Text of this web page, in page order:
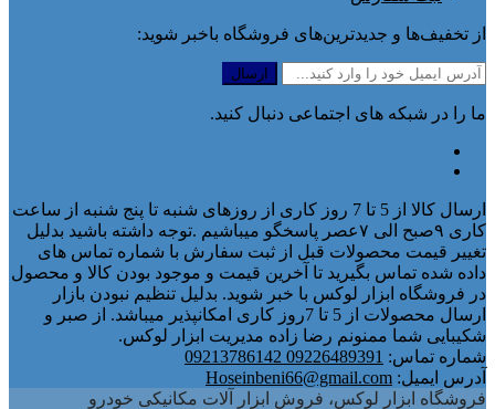
از تخفیف‌ها و جدیدترین‌های فروشگاه باخبر شوید:
ما را در شبکه های اجتماعی دنبال کنید.
ارسال کالا از 5 تا 7 روز کاری از روزهای شنبه تا پنج شنبه از ساعت
کاری ۹صبح الی ۷عصر پاسخگو میباشیم .توجه داشته باشید بدلیل
تغییر قیمت محصولات قبل از ثبت سفارش با شماره تماس های
داده شده تماس بگیرید تا آخرین قیمت و موجود بودن کالا و محصول
در فروشگاه ابزار لوکس با خبر شوید. بدلیل تنظیم نبودن بازار
ارسال محصولات از 5 تا 7روز کاری امکانپذیر میباشد. از صبر و
شکیبایی شما ممنونم رضا زاده مدیریت ابزار لوکس.
شماره تماس: 09226489391 09213786142
آدرس ایمیل: Hoseinbeni66@gmail.com
فروشگاه ابزار لوکس، فروش ابزار آلات مکانیکی خودرو